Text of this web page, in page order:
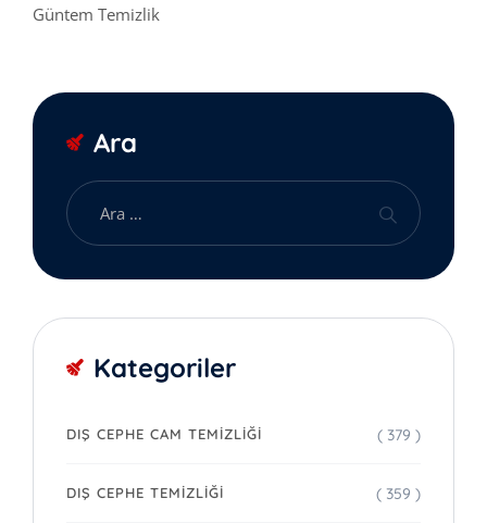
Güntem Temizlik
Ara
Kategoriler
DIŞ CEPHE CAM TEMIZLIĞI ( 379 )
DIŞ CEPHE TEMIZLIĞI ( 359 )